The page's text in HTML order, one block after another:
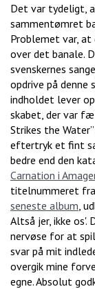
Det var tydeligt,
sammentømret
Problemet var,
over det banale.
svenskernes
opdrive på denne
indholdet lever
skabet, der var
Strikes the
eftertryk et fint
bedre end den
Carnation i
titelnummeret
seneste album ,
Altså jer, ikke
nervøse for at
svar på mit
overgik mine
egne. Absolut